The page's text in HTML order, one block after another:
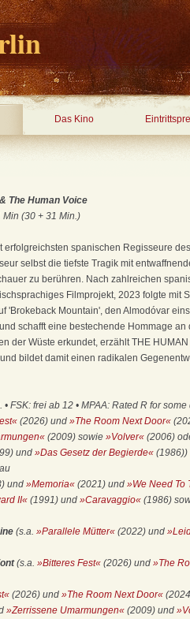
Das Kino
The Human Voice
Min (30 + 31 Min.)
erfolgreichsten spanischen Regisseure
selbst die tiefste Tragik mit
zu berühren. Nach zahlreichen
Filmprojekt, 2023 folgte mit
'Brokeback Mountain', den Almodóvar
schafft eine bestechende Hommage
der Wüste erkundet, erzählt THE
bildet damit einen radikalen
FSK: frei ab 12 • MPAA: Rated R for
(2026) und »The Room Next Door«
(2009) sowie »Volver« (2006)
und »Das Gesetz der Begierde« (1986))
und »Memoria« (2021) und »We Need To
II« (1991) und »Caravaggio« (1986)
(s.a. »Parallele Mütter« (2022) und
(s.a. »Bitteres Fest« (2026) und »The
(2026) und »The Room Next Door«
»Zerrissene Umarmungen« (2009) und